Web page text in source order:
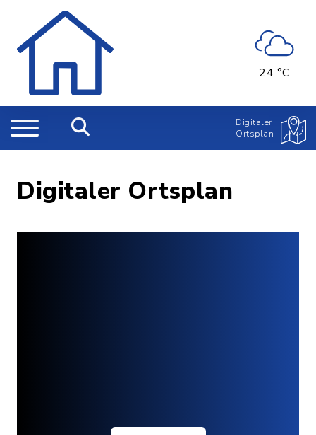
24 °C
Digitaler
Ortsplan
Digitaler Ortsplan